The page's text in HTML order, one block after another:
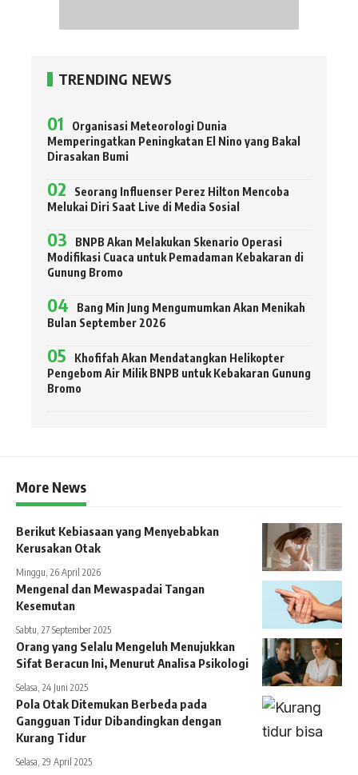
TRENDING NEWS
Organisasi Meteorologi Dunia
Memperingatkan Peningkatan El Nino yang Bakal
Dirasakan Bumi
Seorang Influenser Perez Hilton Mencoba
Melukai Diri Saat Live di Media Sosial
BNPB Akan Melakukan Skenario Operasi
Modifikasi Cuaca untuk Pemadaman Kebakaran di
Gunung Bromo
Bang Min Jung Mengumumkan Akan Menikah
Bulan September 2026
Khofifah Akan Mendatangkan Helikopter
Pengebom Air Milik BNPB untuk Kebakaran Gunung
Bromo
More News
Berikut Kebiasaan yang Menyebabkan
Kerusakan Otak
Minggu, 26 April 2026
Mengenal dan Mewaspadai Tangan
Kesemutan
Sabtu, 27 September 2025
Orang yang Selalu Mengeluh Menujukkan
Sifat Beracun Ini, Menurut Analisa Psikologi
Selasa, 24 Juni 2025
Pola Otak Ditemukan Berbeda pada
Gangguan Tidur Dibandingkan dengan
Kurang Tidur
Selasa, 29 April 2025